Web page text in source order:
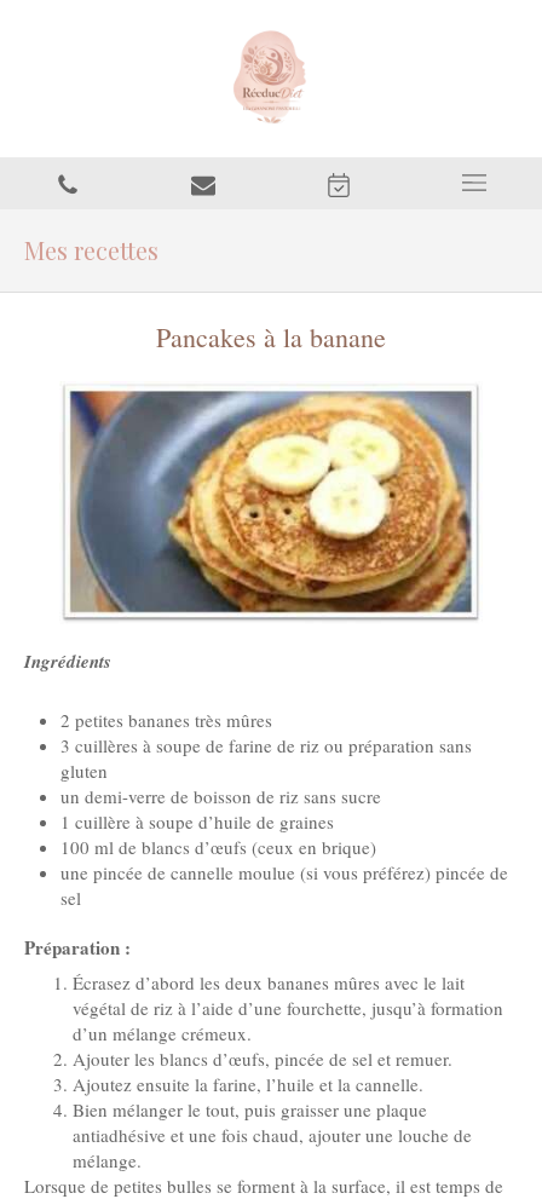
Mes recettes
Pancakes à la banane
Ingrédients
2 petites bananes très mûres
3 cuillères à soupe de farine de riz ou préparation sans
gluten
un demi-verre de boisson de riz sans sucre
1 cuillère à soupe d’huile de graines
100 ml de blancs d’œufs (ceux en brique)
une pincée de cannelle moulue (si vous préférez) pincée de
sel
Préparation :
Écrasez d’abord les deux bananes mûres avec le lait
végétal de riz à l’aide d’une fourchette, jusqu’à formation
d’un mélange crémeux.
Ajouter les blancs d’œufs, pincée de sel et remuer.
Ajoutez ensuite la farine, l’huile et la cannelle.
Bien mélanger le tout, puis graisser une plaque
antiadhésive et une fois chaud, ajouter une louche de
mélange.
Lorsque de petites bulles se forment à la surface, il est temps de